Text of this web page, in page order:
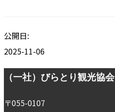
公開日:
2025-11-06
Footer
（一社）びらとり観光協会
〒055-0107